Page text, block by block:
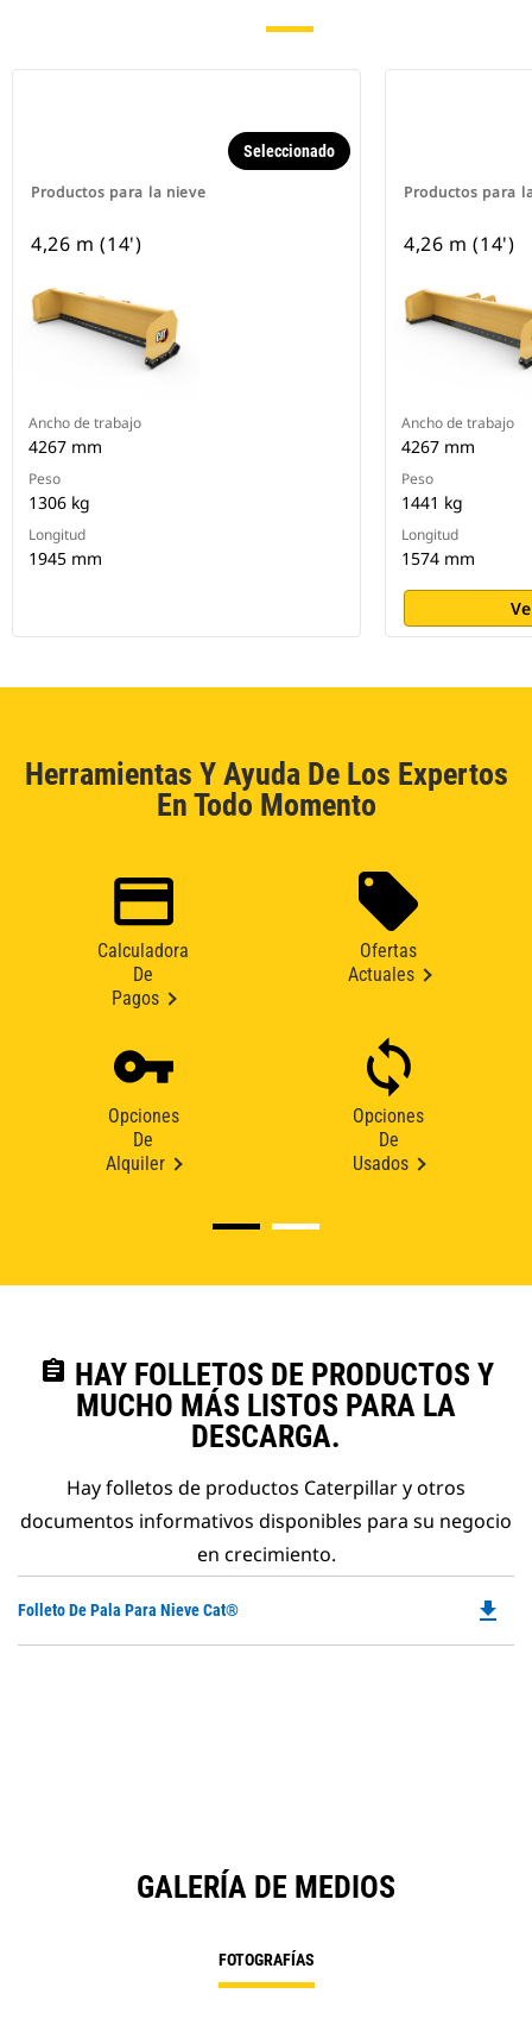
Productos para la nieve
Seleccionado
4,26 m (14')
Ancho de trabajo
4267 mm
Peso
1306 kg
Longitud
1945 mm
Productos para
4,26 m (14')
Ancho de trabajo
4267 mm
Peso
1441 kg
Longitud
1574 mm
Herramientas Y Ayuda De Los Expertos
En Todo Momento
Calculadora
De
Pagos
Ofertas
Actuales
Opciones
De
Alquiler
Opciones
De
Usados
assignment HAY FOLLETOS DE PRODUCTOS Y
MUCHO MÁS LISTOS PARA LA
DESCARGA.
Hay folletos de productos Caterpillar y otros
documentos informativos disponibles para su negocio
en crecimiento.
Folleto De Pala Para Nieve Cat® file_download
GALERÍA DE MEDIOS
FOTOGRAFÍAS